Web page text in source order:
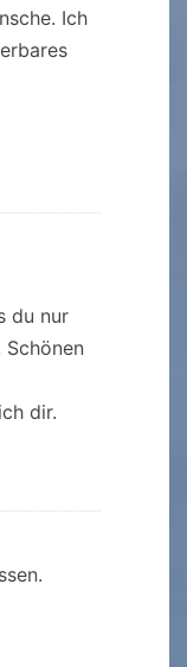
Ich
du nur
dir.